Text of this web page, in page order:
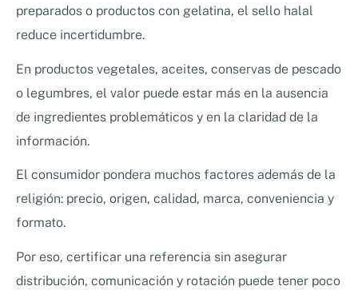
preparados o productos con gelatina, el sello halal
reduce incertidumbre.
En productos vegetales, aceites, conservas de pescado
o legumbres, el valor puede estar más en la ausencia
de ingredientes problemáticos y en la claridad de la
información.
El consumidor pondera muchos factores además de la
religión: precio, origen, calidad, marca, conveniencia y
formato.
Por eso, certificar una referencia sin asegurar
distribución, comunicación y rotación puede tener poco